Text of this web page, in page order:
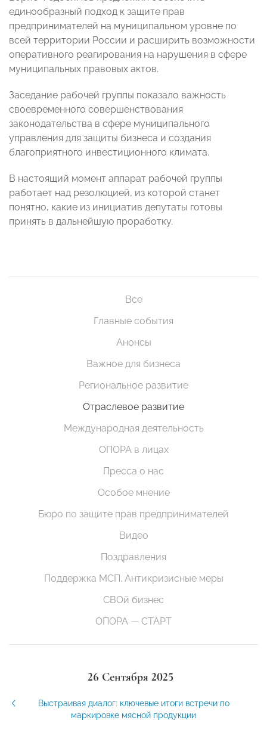
единообразный подход к защите прав
предпринимателей на муниципальном уровне по
всей территории России и расширить возможности
оперативного реагирования на нарушения в сфере
муниципальных правовых актов.
Заседание рабочей группы показало важность
своевременного совершенствования
законодательства в сфере муниципального
управления для защиты бизнеса и создания
благоприятного инвестиционного климата.
В настоящий момент аппарат рабочей группы
работает над резолюцией, из которой станет
понятно, какие из инициатив депутаты готовы
принять в дальнейшую проработку.
Все
Главные события
Анонсы
Важное для бизнеса
Региональное развитие
Отраслевое развитие
Международная деятельность
ОПОРА в лицах
Пресса о нас
Особое мнение
Бюро по защите прав предпринимателей
Видео
Поздравления
Поддержка МСП. Антикризисные меры
СВОй бизнес
ОПОРА — СТАРТ
26 Сентября 2025
Выстраивая диалог: ключевые итоги встречи по
маркировке мясной продукции